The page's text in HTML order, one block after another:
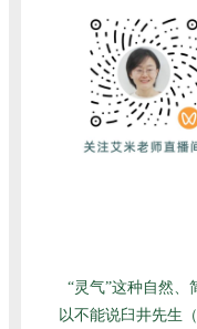
“灵气”这种自然
以不能说臼井先生